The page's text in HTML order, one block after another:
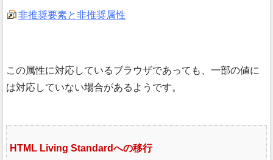
非推奨要素と非推奨属性
この属性に対応しているブラウザであっても、一部の値に
は対応していない場合があるようです。
HTML Living Standardへの移行